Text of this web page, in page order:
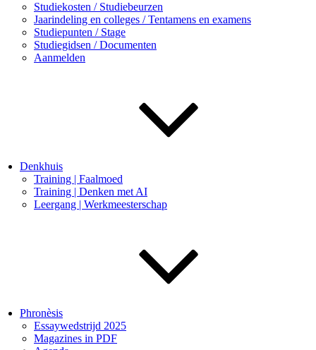
Studiekosten / Studiebeurzen
Jaarindeling en colleges / Tentamens en examens
Studiepunten / Stage
Studiegidsen / Documenten
Aanmelden
Denkhuis
Training | Faalmoed
Training | Denken met AI
Leergang | Werkmeesterschap
Phronèsis
Essaywedstrijd 2025
Magazines in PDF